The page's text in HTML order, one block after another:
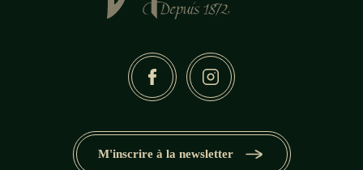
M'inscrire à la newsletter